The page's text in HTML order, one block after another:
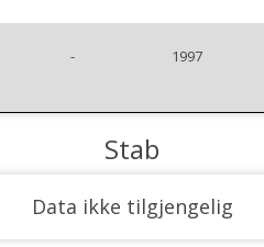
- 1997
Stab
Data ikke tilgjengelig